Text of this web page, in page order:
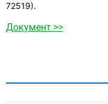
72519).
Документ >>